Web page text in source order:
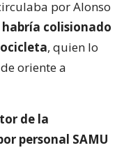
por Alonso
habría colisionado
, quien lo
oriente a
de la
personal SAMU